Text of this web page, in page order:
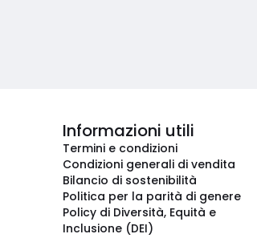
Informazioni utili
Termini e condizioni
Condizioni generali di vendita
Bilancio di sostenibilità
Politica per la parità di genere
Policy di Diversità, Equità e
Inclusione (DEI)